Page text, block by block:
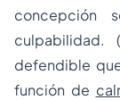
concepción
culpabilidad.
defendible
función de